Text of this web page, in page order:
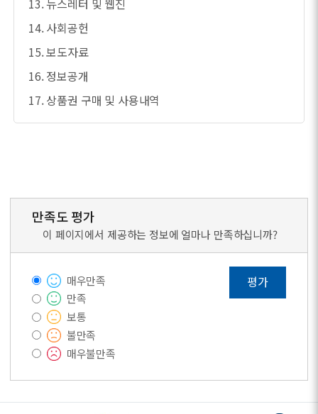
13. 뉴스레터 및 웹진
14. 사회공헌
15. 보도자료
16. 정보공개
17. 상품권 구매 및 사용내역
만족도 평가
이 페이지에서 제공하는 정보에 얼마나 만족하십니까?
매우만족
만족
보통
불만족
매우불만족
평가